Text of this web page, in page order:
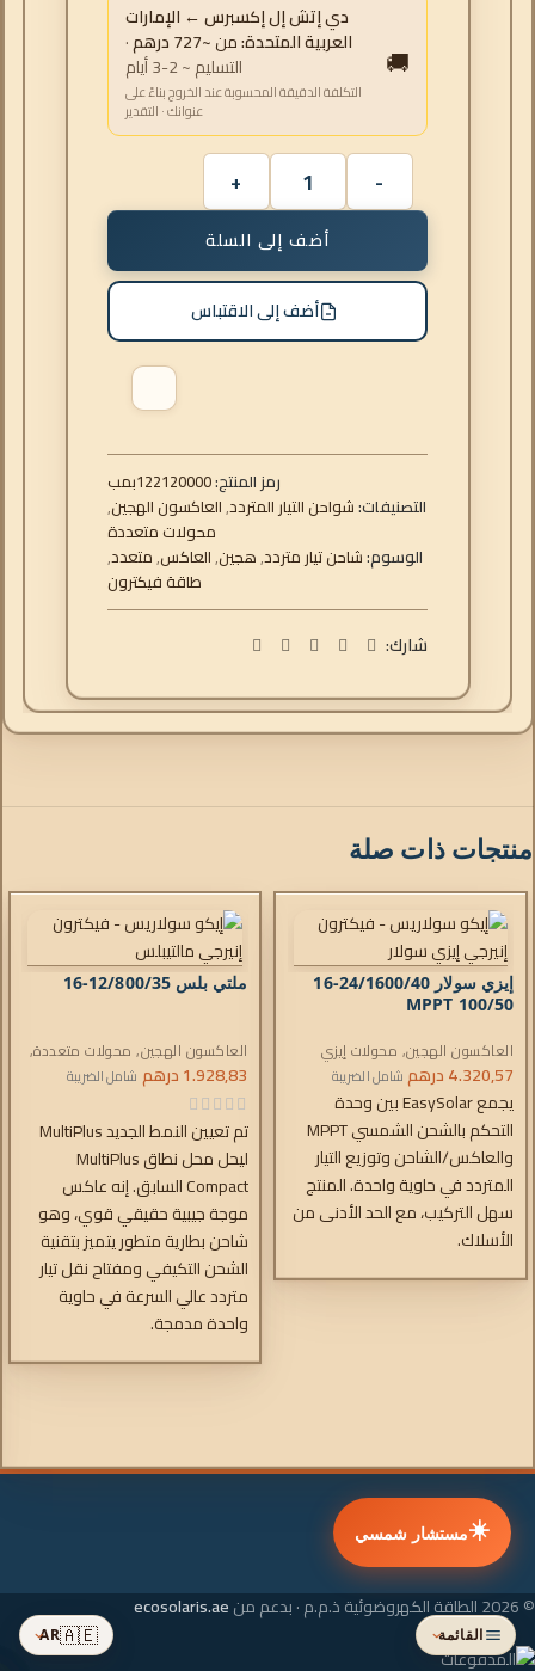
🚚
دي إتش إل إكسبرس ← الإمارات
العربية المتحدة:من~727 درهم
·
التسليم ~ 2-3 أيام
التكلفة الدقيقة المحسوبة عند الخروج بناءً على
عنوانك · التقدير
أضف إلى السلة
أضف إلى الاقتباس
رمز المنتج: بمب122120000
التصنيفات:شواحن التيار المتردد,العاكسون الهجين,
محولات متعددة
الوسوم:شاحن تيار متردد,هجين,العاكس,متعدد,
طاقة فيكترون
شارك:
منتجات ذات صلة
إيزي سولار 24/1600/40-16
MPPT 100/50
العاكسون الهجين, محولات إيزي
سولار,شواحن التيار المتردد,وحدات
التحكم
4.320,57درهمشامل الضريبة
يجمع EasySolar بين وحدة
التحكم بالشحن الشمسي MPPT
والعاكس/الشاحن وتوزيع التيار
المتردد في حاوية واحدة. المنتج
سهل التركيب، مع الحد الأدنى من
الأسلاك.
ملتي بلس 12/800/35-16
العاكسون الهجين, محولات متعددة,
شواحن التيار المتردد
1.928,83درهم شامل الضريبة
تم تعيين النمط الجديد MultiPlus
ليحل محل نطاق MultiPlus
Compact السابق. إنه عاكس
موجة جيبية حقيقي قوي، وهو
شاحن بطارية متطور يتميز بتقنية
الشحن التكيفي ومفتاح نقل تيار
متردد عالي السرعة في حاوية
واحدة مدمجة.
© 2026 الطاقة الكهروضوئية ذ.م.م · بدعم من ecosolaris.ae
☀️مستشار شمسي
القائمة›
تمت إضافته إلى سلة التسوق
🇦🇪
AR
›